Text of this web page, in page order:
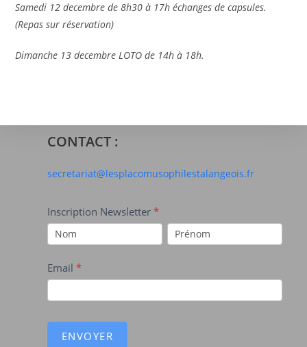
Samedi 12 decembre de 8h30 à 17h échanges de capsules.
(Repas sur réservation)
Dimanche 13 decembre LOTO de 14h à 18h.
CONTACT :
secretariat@lesplacomusophilestalangeois.fr
Newsletter
Inscription Newsletter *
Inscription
Newsletter
Inscription
Newsletter
Email *
ENVOYER